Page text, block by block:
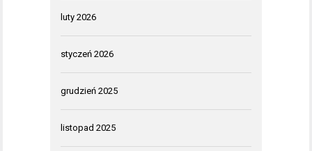
luty 2026
styczeń 2026
grudzień 2025
listopad 2025